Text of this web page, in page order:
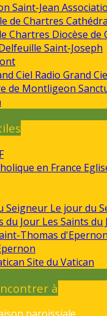
Diocèse de
Saint-Joseph
Radio Grand
Le jour du
Les Saints du
Site du Vatican
à